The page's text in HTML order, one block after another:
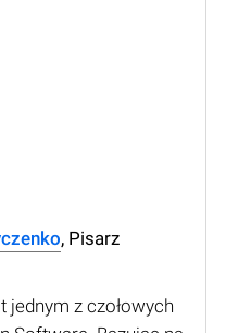
, Pisarz
jednym z czołowych